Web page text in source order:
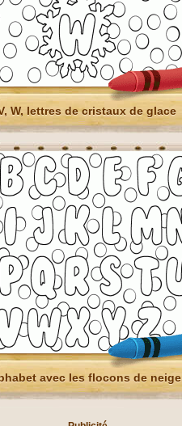
W, lettres de cristaux de glace
avec les flocons de neige